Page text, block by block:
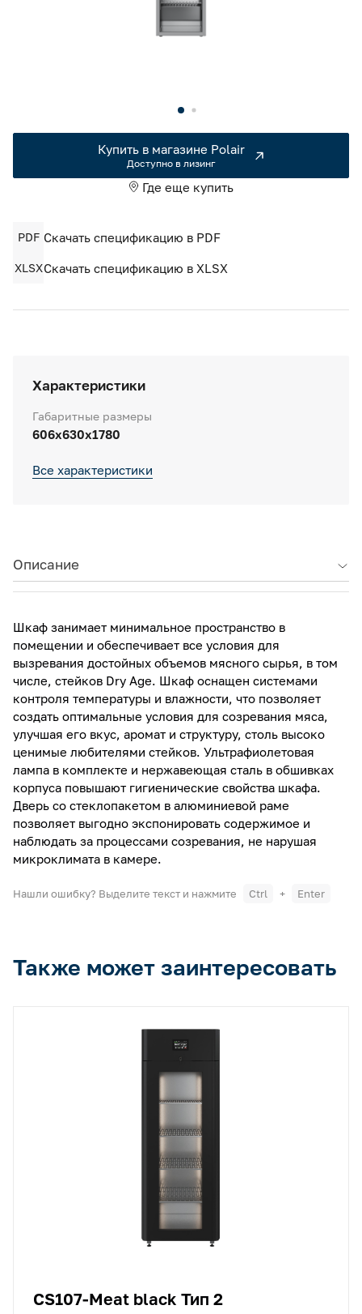
Характеристики
Габаритные размеры
606х630х1780
Все характеристики
Купить в магазине Polair
Доступно в лизинг
Где еще купить
PDF Скачать спецификацию в PDF
XLSXСкачать спецификацию в XLSX
Описание
Шкаф занимает минимальное пространство в
помещении и обеспечивает все условия для
вызревания достойных объемов мясного сырья, в том
числе, стейков Dry Age. Шкаф оснащен системами
контроля температуры и влажности, что позволяет
создать оптимальные условия для созревания мяса,
улучшая его вкус, аромат и структуру, столь высоко
ценимые любителями стейков. Ультрафиолетовая
лампа в комплекте и нержавеющая сталь в обшивках
корпуса повышают гигиенические свойства шкафа.
Дверь со стеклопакетом в алюминиевой раме
позволяет выгодно экспонировать содержимое и
наблюдать за процессами созревания, не нарушая
микроклимата в камере.
Нашли ошибку? Выделите текст и нажмите Ctrl + Enter
Также может заинтересовать
CS107-Meat black Тип 2
Решения для Вашего Dark Store